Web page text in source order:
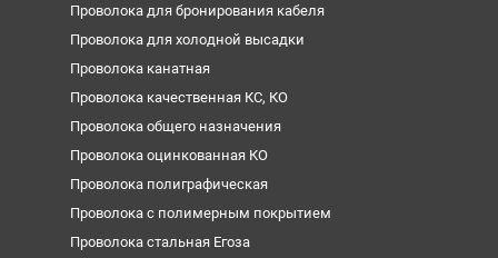
Проволока для бронирования кабеля
Проволока для холодной высадки
Проволока канатная
Проволока качественная КС, КО
Проволока общего назначения
Проволока оцинкованная КО
Проволока полиграфическая
Проволока с полимерным покрытием
Проволока стальная Егоза